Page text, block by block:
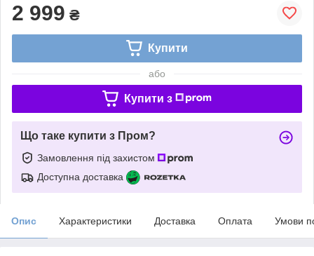
2 999 ₴
Купити
або
Купити з
Що таке купити з Пром?
Замовлення під захистом
Доступна доставка
Опис Характеристики Доставка Оплата Умови